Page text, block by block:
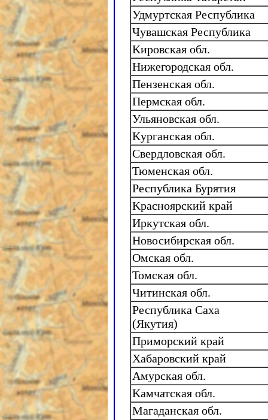
Удмуртская Республика
Чувашская Республика
Kировская обл.
Нижегородская обл.
Пензенская обл.
Пермская обл.
Ульяновская обл.
Kурганская обл.
Свердловская обл.
Тюменская обл.
Республика Бурятия
Kрасноярский край
Иркутская обл.
Новосибирская обл.
Омская обл.
Томская обл.
Читинская обл.
Республика Саха
(Якутия)
Приморский край
Хабаровский край
Амурская обл.
Kамчатская обл.
Магаданская обл.